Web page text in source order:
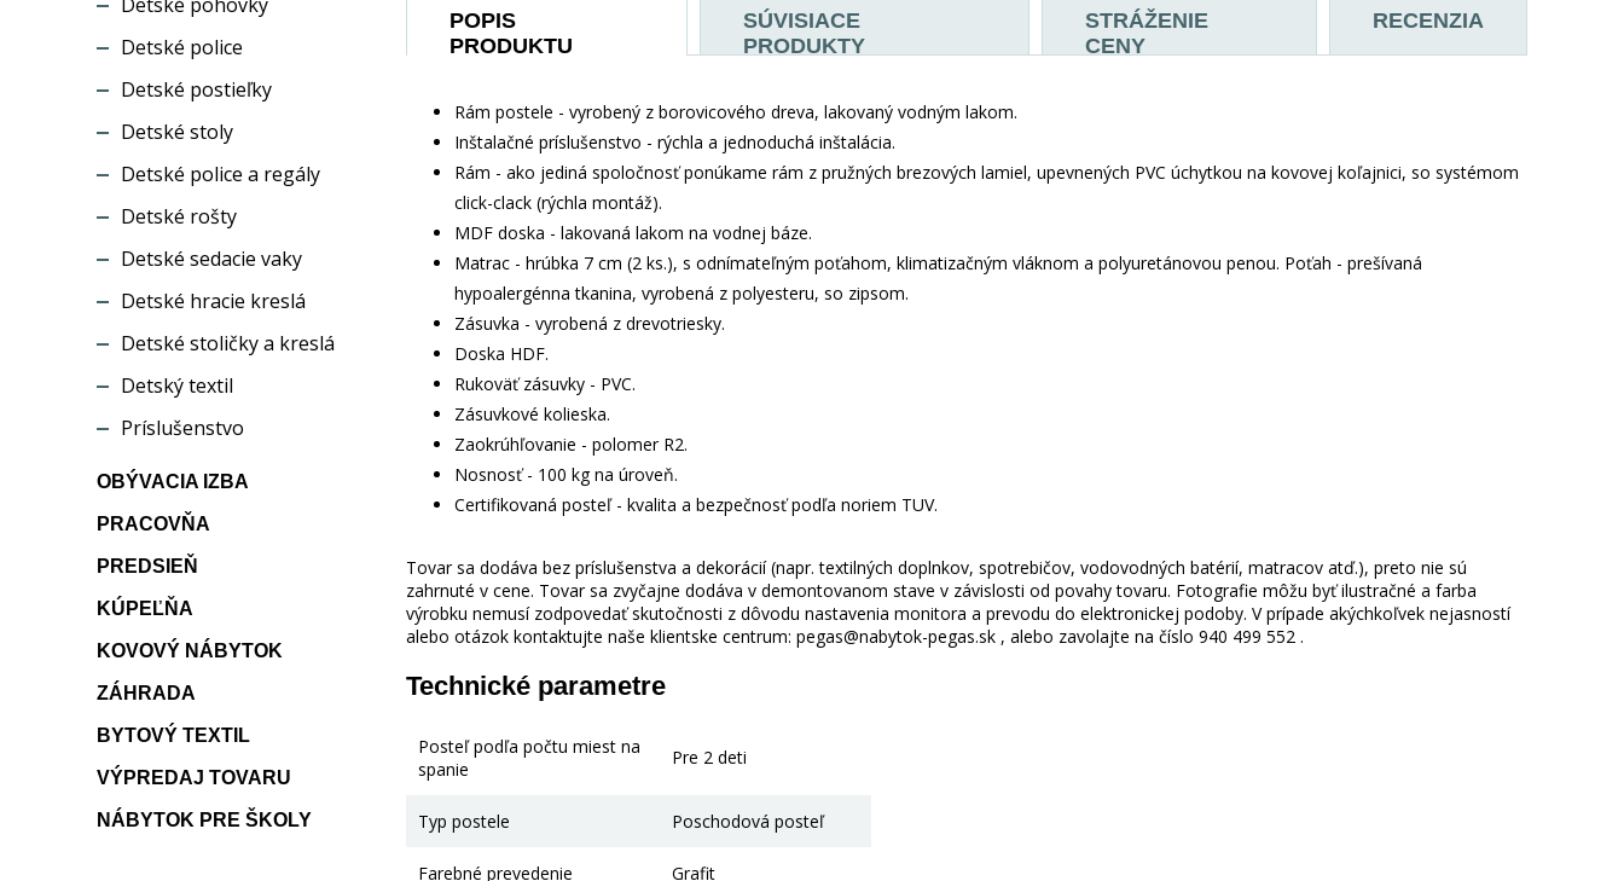
Detské police
Detské postieľky
Detské stoly
Detské police a regály
Detské rošty
Detské sedacie vaky
Detské hracie kreslá
Detské stoličky a kreslá
Detský textil
Príslušenstvo
OBÝVACIA IZBA
PRACOVŇA
PREDSIEŇ
KÚPEĽŇA
KOVOVÝ NÁBYTOK
ZÁHRADA
BYTOVÝ TEXTIL
VÝPREDAJ TOVARU
NÁBYTOK PRE ŠKOLY
POPIS
PRODUKTU
SÚVISIACE
PRODUKTY
STRÁŽENIE
CENY
RECENZIA
Rám postele - vyrobený z borovicového dreva, lakovaný vodným lakom.
Inštalačné príslušenstvo - rýchla a jednoduchá inštalácia.
Rám - ako jediná spoločnosť ponúkame rám z pružných brezových lamiel, upevnených PVC úchytkou na kovovej koľajnici, so systémom
click-clack (rýchla montáž).
MDF doska - lakovaná lakom na vodnej báze.
Matrac - hrúbka 7 cm (2 ks.), s odnímateľným poťahom, klimatizačným vláknom a polyuretánovou penou. Poťah - prešívaná
hypoalergénna tkanina, vyrobená z polyesteru, so zipsom.
Zásuvka - vyrobená z drevotriesky.
Doska HDF.
Rukoväť zásuvky - PVC.
Zásuvkové kolieska.
Zaokrúhľovanie - polomer R2.
Nosnosť - 100 kg na úroveň.
Certifikovaná posteľ - kvalita a bezpečnosť podľa noriem TUV.
Tovar sa dodáva bez príslušenstva a dekorácií (napr. textilných doplnkov, spotrebičov, vodovodných batérií, matracov atď.), preto nie sú
zahrnuté v cene. Tovar sa zvyčajne dodáva v demontovanom stave v závislosti od povahy tovaru. Fotografie môžu byť ilustračné a farba
výrobku nemusí zodpovedať skutočnosti z dôvodu nastavenia monitora a prevodu do elektronickej podoby. V prípade akýchkoľvek nejasností
alebo otázok kontaktujte naše klientske centrum: pegas@nabytok-pegas.sk , alebo zavolajte na číslo 940 499 552 .
Technické parametre
Posteľ podľa počtu miest na
spanie
Pre 2 deti
Typ postele Poschodová posteľ
Farebné prevedenie Grafit